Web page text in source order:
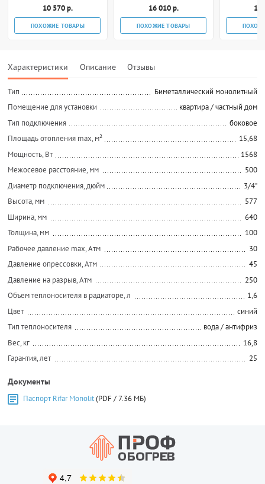
10 570 р.
ПОХОЖИЕ ТОВАРЫ
16 010 р.
ПОХОЖИЕ ТОВАРЫ
18
Характеристики Описание Отзывы
Тип
Биметаллический монолитный
Помещение для установки
квартира / частный дом
Тип подключения
боковое
Площадь отопления max, м²
15,68
Мощность, Вт
1568
Межосевое расстояние, мм
500
Диаметр подключения, дюйм
3/4"
Высота, мм
577
Ширина, мм
640
Толщина, мм
100
Рабочее давление max, Атм
30
Давление опрессовки, Атм
45
Давление на разрыв, Атм
250
Объем теплоносителя в радиаторе, л
1,6
Цвет
синий
Тип теплоносителя
вода / антифриз
Вес, кг
16,8
Гарантия, лет
25
Документы
Паспорт Rifar Monolit(PDF / 7.36 МБ)